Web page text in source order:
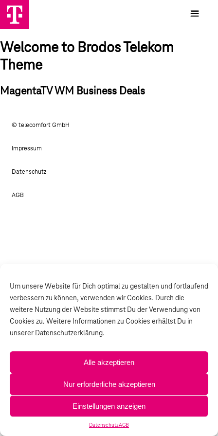
Um unsere Website für Dich optimal zu gestalten und fortlaufend
verbessern zu können, verwenden wir Cookies. Durch die
weitere Nutzung der Website stimmst Du der Verwendung von
Cookies zu. Weitere Informationen zu Cookies erhältst Du in
unserer Datenschutzerklärung.
Alle akzeptieren
Nur erforderliche akzeptieren
Einstellungen anzeigen
DatenschutzAGB
Welcome to Brodos Telekom
Theme
MagentaTV WM Business Deals
© telecomfort GmbH
Impressum
Datenschutz
AGB
Können wir Dir behilflich sein?